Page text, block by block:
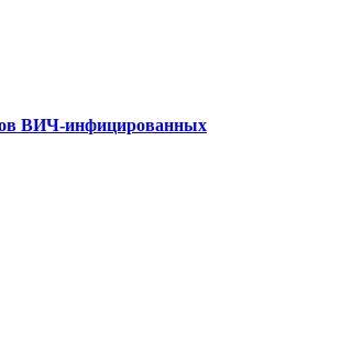
ВИЧ-инфицированных